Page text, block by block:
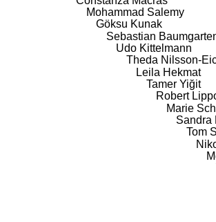
Mohammad Salemy
Göksu Kunak
Sebastian
Udo Kittelmann
Theda Nilsson-
Leila Hekmat
Tamer Yiğit
Robert
Marie
Sandra
Tom